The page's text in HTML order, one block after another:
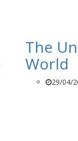
The
World
29/04/